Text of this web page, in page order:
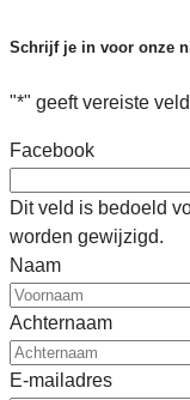
Schrijf je in voor onze
"*" geeft vereiste
Facebook
Dit veld is bedoeld
worden gewijzigd.
Naam
Achternaam
E-mailadres